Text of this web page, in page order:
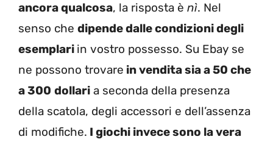
ancora qualcosa, la risposta è nì. Nel
senso che dipende dalle condizioni degli
esemplari in vostro possesso. Su Ebay se
ne possono trovare in vendita sia a 50 che
a 300 dollari a seconda della presenza
della scatola, degli accessori e dell’assenza
di modifiche. I giochi invece sono la vera